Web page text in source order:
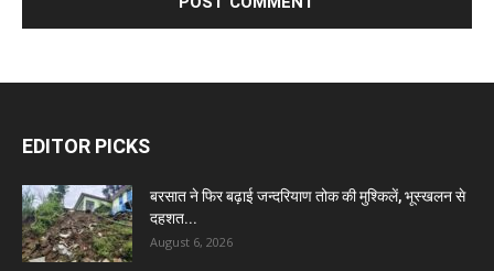
EDITOR PICKS
बरसात ने फिर बढ़ाई जन्दरियाण तोक की मुश्किलें, भूस्खलन से
दहशत...
August 6, 2026